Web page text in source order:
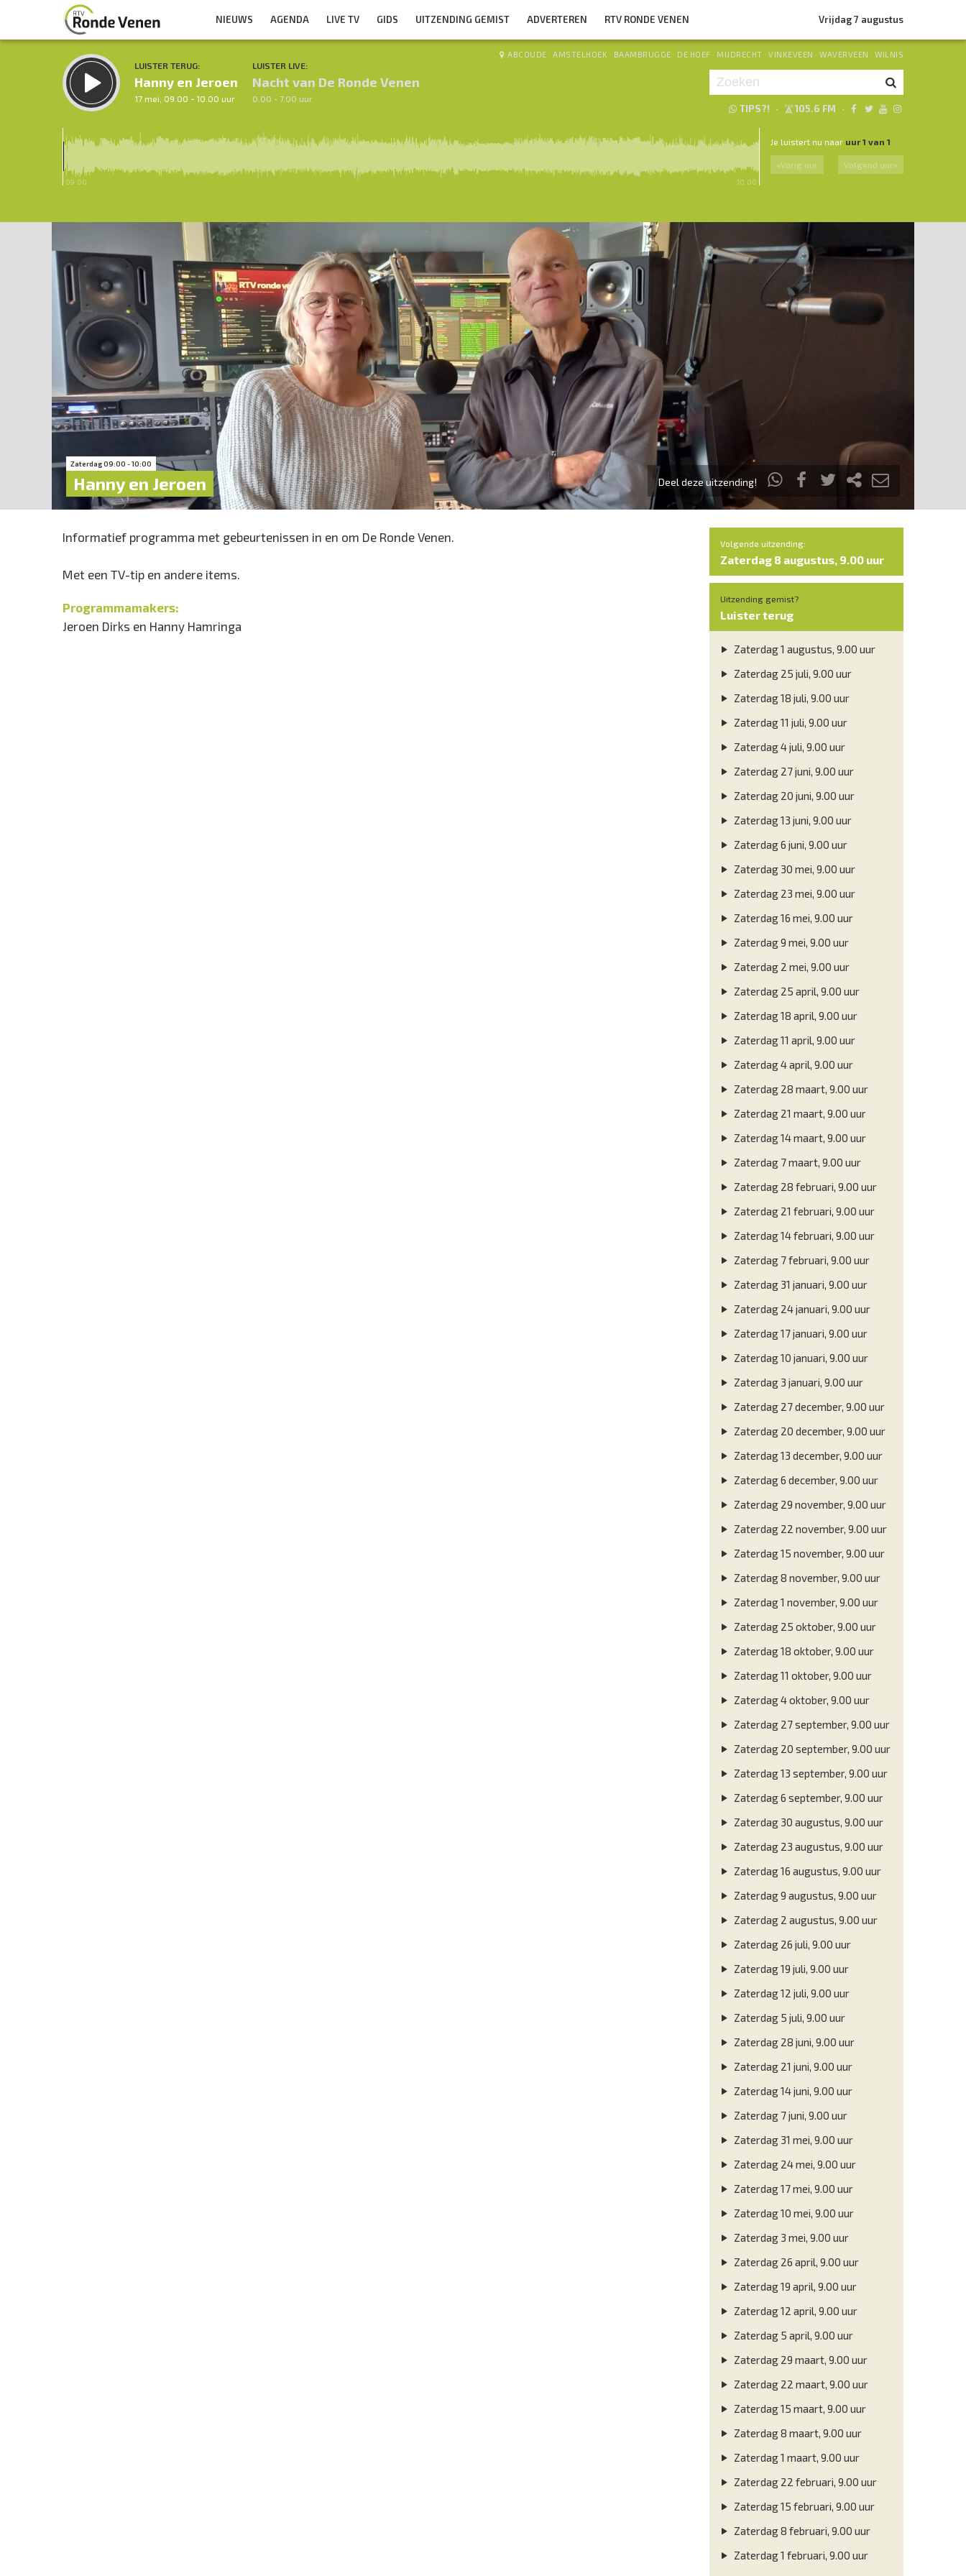
NIEUWS AGENDA LIVE TV GIDS UITZENDING GEMIST ADVERTEREN RTV RONDE VENEN Vrijdag 7 augustus
LUISTER TERUG:
Hanny en Jeroen
17 mei, 09.00 - 10.00 uur
LUISTER LIVE:
Nacht van De Ronde Venen
0.00 - 7.00 uur
ABCOUDE · AMSTELHOEK · BAAMBRUGGE · DE HOEF · MIJDRECHT · VINKEVEEN · WAVERVEEN · WILNIS
TIPS?! · 105.6 FM ·
09.00 10.00
Je luistert nu naar uur 1 van 1
«Vorig uur Volgend uur»
Zaterdag 09:00 - 10:00
Hanny en Jeroen Deel deze uitzending!
Informatief programma met gebeurtenissen in en om De Ronde Venen.
Met een TV-tip en andere items.
Programmamakers:
Jeroen Dirks en Hanny Hamringa
Volgende uitzending:
Zaterdag 8 augustus, 9.00 uur
Uitzending gemist?
Luister terug
Zaterdag 1 augustus, 9.00 uur
Zaterdag 25 juli, 9.00 uur
Zaterdag 18 juli, 9.00 uur
Zaterdag 11 juli, 9.00 uur
Zaterdag 4 juli, 9.00 uur
Zaterdag 27 juni, 9.00 uur
Zaterdag 20 juni, 9.00 uur
Zaterdag 13 juni, 9.00 uur
Zaterdag 6 juni, 9.00 uur
Zaterdag 30 mei, 9.00 uur
Zaterdag 23 mei, 9.00 uur
Zaterdag 16 mei, 9.00 uur
Zaterdag 9 mei, 9.00 uur
Zaterdag 2 mei, 9.00 uur
Zaterdag 25 april, 9.00 uur
Zaterdag 18 april, 9.00 uur
Zaterdag 11 april, 9.00 uur
Zaterdag 4 april, 9.00 uur
Zaterdag 28 maart, 9.00 uur
Zaterdag 21 maart, 9.00 uur
Zaterdag 14 maart, 9.00 uur
Zaterdag 7 maart, 9.00 uur
Zaterdag 28 februari, 9.00 uur
Zaterdag 21 februari, 9.00 uur
Zaterdag 14 februari, 9.00 uur
Zaterdag 7 februari, 9.00 uur
Zaterdag 31 januari, 9.00 uur
Zaterdag 24 januari, 9.00 uur
Zaterdag 17 januari, 9.00 uur
Zaterdag 10 januari, 9.00 uur
Zaterdag 3 januari, 9.00 uur
Zaterdag 27 december, 9.00 uur
Zaterdag 20 december, 9.00 uur
Zaterdag 13 december, 9.00 uur
Zaterdag 6 december, 9.00 uur
Zaterdag 29 november, 9.00 uur
Zaterdag 22 november, 9.00 uur
Zaterdag 15 november, 9.00 uur
Zaterdag 8 november, 9.00 uur
Zaterdag 1 november, 9.00 uur
Zaterdag 25 oktober, 9.00 uur
Zaterdag 18 oktober, 9.00 uur
Zaterdag 11 oktober, 9.00 uur
Zaterdag 4 oktober, 9.00 uur
Zaterdag 27 september, 9.00 uur
Zaterdag 20 september, 9.00 uur
Zaterdag 13 september, 9.00 uur
Zaterdag 6 september, 9.00 uur
Zaterdag 30 augustus, 9.00 uur
Zaterdag 23 augustus, 9.00 uur
Zaterdag 16 augustus, 9.00 uur
Zaterdag 9 augustus, 9.00 uur
Zaterdag 2 augustus, 9.00 uur
Zaterdag 26 juli, 9.00 uur
Zaterdag 19 juli, 9.00 uur
Zaterdag 12 juli, 9.00 uur
Zaterdag 5 juli, 9.00 uur
Zaterdag 28 juni, 9.00 uur
Zaterdag 21 juni, 9.00 uur
Zaterdag 14 juni, 9.00 uur
Zaterdag 7 juni, 9.00 uur
Zaterdag 31 mei, 9.00 uur
Zaterdag 24 mei, 9.00 uur
Zaterdag 17 mei, 9.00 uur
Zaterdag 10 mei, 9.00 uur
Zaterdag 3 mei, 9.00 uur
Zaterdag 26 april, 9.00 uur
Zaterdag 19 april, 9.00 uur
Zaterdag 12 april, 9.00 uur
Zaterdag 5 april, 9.00 uur
Zaterdag 29 maart, 9.00 uur
Zaterdag 22 maart, 9.00 uur
Zaterdag 15 maart, 9.00 uur
Zaterdag 8 maart, 9.00 uur
Zaterdag 1 maart, 9.00 uur
Zaterdag 22 februari, 9.00 uur
Zaterdag 15 februari, 9.00 uur
Zaterdag 8 februari, 9.00 uur
Zaterdag 1 februari, 9.00 uur